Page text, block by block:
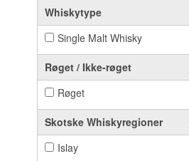
Whiskytype
Single Malt Whisky
Røget / Ikke-røget
Røget
Skotske Whiskyregioner
Islay